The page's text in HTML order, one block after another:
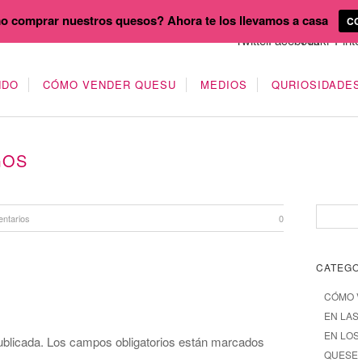
CÓMO VENDER QUESU MEDIOS
0
Los campos obligatorios están marcados
CÓMO
EN
EN
comprar nuestros quesos? Ahora te los llevamos a casa